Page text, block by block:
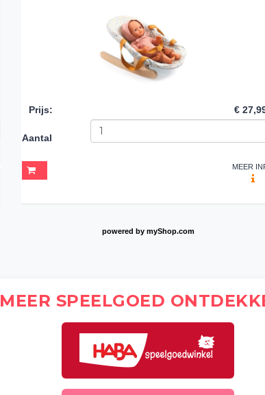
Prijs: €
Aantal
MEER
powered by myShop.com
MEER SPEELGOED